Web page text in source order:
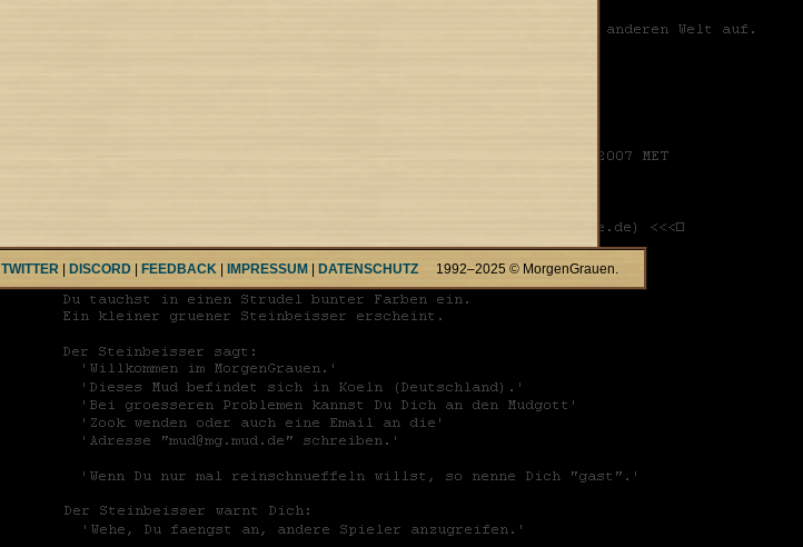
TWITTER DISCORD FEEDBACK IMPRESSUM DATENSCHUTZ 1992–2025 © MorgenGrauen.